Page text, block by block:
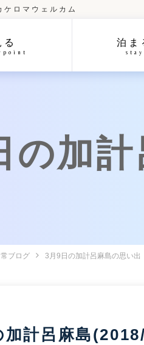
ロマウェルカム
る 泊ま
stay
の加
ブログ 3月9日の加計呂麻島の思い出
加計呂麻島